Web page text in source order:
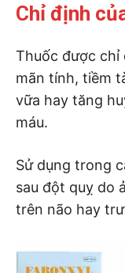
Chỉ định
Thuốc được chỉ
mãn tính, tiềm
vữa hay tăng
máu.
Sử dụng trong
sau đột quỵ do
trên não hay